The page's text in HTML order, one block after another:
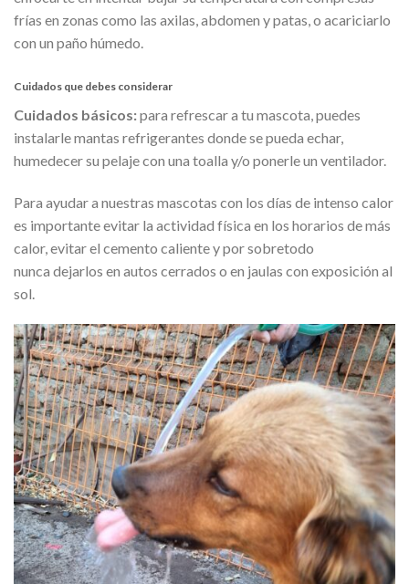
frías en zonas como las axilas, abdomen y patas, o acariciarlo
con un paño húmedo.
Cuidados que debes considerar
Cuidados básicos:para refrescar a tu mascota, puedes
instalarle mantas refrigerantes donde se pueda echar,
humedecer su pelaje con una toalla y/o ponerle un ventilador.
Para ayudar a nuestras mascotas con los días de intenso calor
es importante evitar la actividad física en los horarios de más
calor, evitar el cemento caliente y por sobretodo
nunca dejarlos en autos cerrados o en jaulas con exposición al
sol.